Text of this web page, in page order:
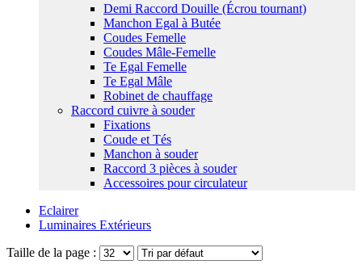
Demi Raccord Douille (Écrou tournant)
Manchon Egal à Butée
Coudes Femelle
Coudes Mâle-Femelle
Te Egal Femelle
Te Egal Mâle
Robinet de chauffage
Raccord cuivre à souder
Fixations
Coude et Tés
Manchon à souder
Raccord 3 pièces à souder
Accessoires pour circulateur
Eclairer
Luminaires Extérieurs
Taille de la page :